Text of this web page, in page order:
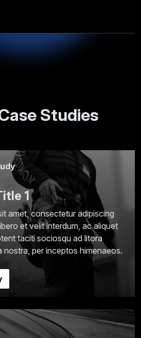
Studies
1
amet, consectetur adipiscing
et velit interdum, ac aliquet
taciti sociosqu ad litora
nostra, per inceptos himenaeos.